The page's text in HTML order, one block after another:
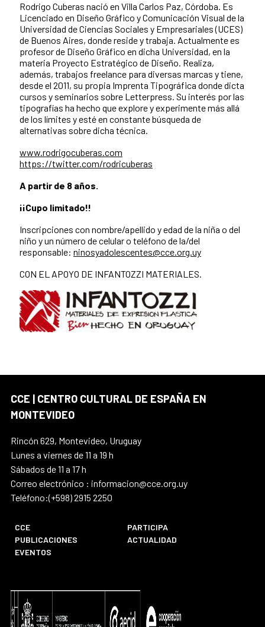
Rodrigo Cuberas nació en Villa Carlos Paz, Córdoba. Es
Licenciado en Diseño Gráfico y Comunicación Visual de la
Universidad de Ciencias Sociales y Empresariales (UCES)
de Buenos Aires, donde reside y trabaja. Actualmente es
profesor de Diseño Gráfico en dicha Universidad, en la
materia Proyecto Estratégico de Diseño. Realiza,
además, trabajos freelance para diversas marcas y tiene,
desde el 2011, su propia Imprenta Tipográfica donde dicta
cursos y seminarios sobre Letterpress. Su interés por las
tipografías ha hecho que explore y experimente más allá
de los límites y esté en constante búsqueda de
alternativas sobre dicha técnica.
www.rodrigocuberas.com
https://twitter.com/rodricuberas
A partir de 8 años.
¡¡Cupo limitado!!
Inscripciones con nombre/apellido y edad de la niña o del
niño y un número de celular o teléfono de la/del
responsable: ninosyadolescentes@cce.org.uy
CON EL APOYO DE INFANTOZZI MATERIALES.
CCE | CENTRO CULTURAL DE ESPAÑA EN
MONTEVIDEO
Rincón 629, Montevideo, Uruguay
Lunes a viernes de 11 a 19 h
Sábados de 11 a 17 h
Correo electrónico : informacion@cce.org.uy
Teléfono:(+598) 2915 2250
CCE
PARTICIPA
PUBLICACIONES
ACTUALIDAD
EVENTOS